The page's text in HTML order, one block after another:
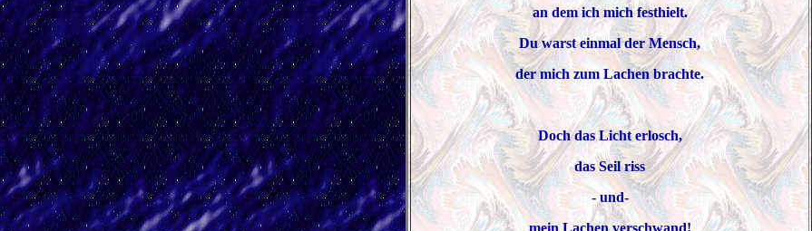
an dem ich mich festhielt.
Du warst einmal der Mensch,
der mich zum Lachen brachte.
Doch das Licht erlosch,
das Seil riss
- und-
mein Lachen verschwand!